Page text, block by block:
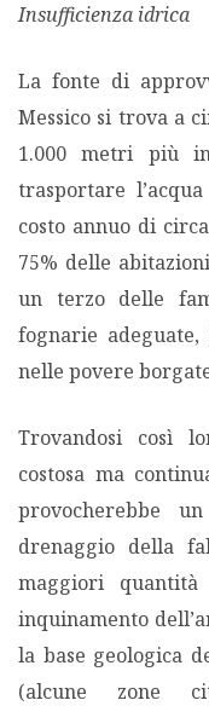
Insufficienza idrica
La fonte di
Messico si trova a
1.000 metri più in
trasportare
costo annuo di
75% delle
un terzo delle
fognarie
nelle povere
Trovandosi così
costosa ma
provocherebbe
drenaggio della
maggiori
inquinamento
la base geologica
(alcune zone